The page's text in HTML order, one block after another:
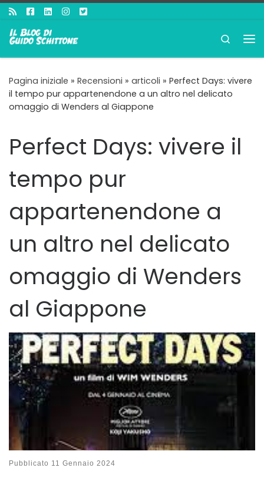
Passa al contenuto
Search
Pagina iniziale » Recensioni » articoli » Perfect Days: vivere
il tempo pur appartenendone a un altro nel delicato
omaggio di Wenders al Giappone
Perfect Days: vivere il
tempo pur
appartenendone a
un altro nel delicato
omaggio di Wenders
al Giappone
Pubblicato 11 Gennaio 2024